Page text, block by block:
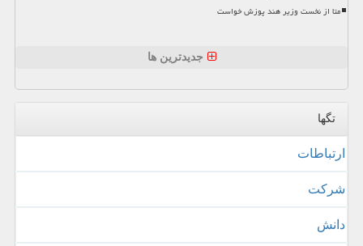
متا از نخست وزیر هند پوزش خواست
جدیدترین ها
تگها
ارتباطات
شركت
دانش